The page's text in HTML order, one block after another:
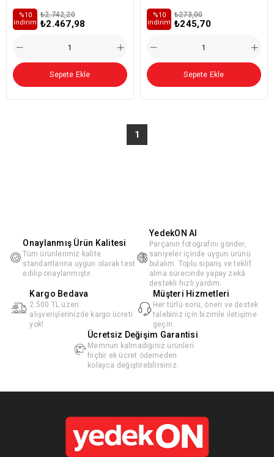
₺2.467,98
₺2.742,20
%10
i̇ndirim
Sepete Ekle
₺245,70
₺273,00
%10
i̇ndirim
Sepete Ekle
1
Onaylanmış Ürün Kalitesi
Tüm ürünlerimiz kalite
standartlarına uygun olarak test
edilip onaylanmıştır.
YedekON AI
Parçanın fotoğrafını gönder,
saniyeler içinde uygun ürünü
bulalım. Toplu sipariş ve teklif
alma sürecinde yapay zekâ
destekli hızlı yardım.
Kargo Bedava
2.500 TL üzeri
alışverişlerinizde kargo ücreti
yok!
Müşteri Hizmetleri
Her türlü soru, öneri ve destek
talebiniz için bizimle iletişime
geçin.
Ücretsiz Değişim Garantisi
Memnun kalmadığınız ürünleri
hiçbir ek ücret ödemeden
kolayca değiştirebilirsiniz.